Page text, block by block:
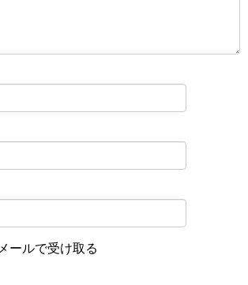
ールで受け取る